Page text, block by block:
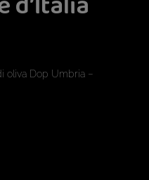
oliva Dop Umbria –